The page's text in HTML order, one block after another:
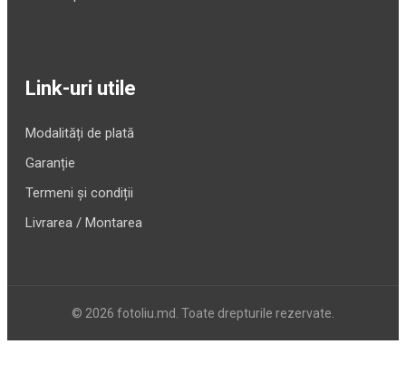
Link-uri utile
Modalități de plată
Garanție
Termeni și condiții
Livrarea / Montarea
© 2026 fotoliu.md. Toate drepturile rezervate.